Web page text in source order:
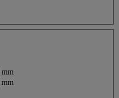
mm
mm